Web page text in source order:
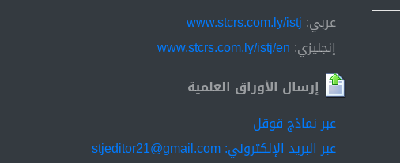
عربي: www.stcrs.com.ly/istj
إنجليزي: www.stcrs.com.ly/istj/en
إرسال الأوراق العلمية
عبر نماذج قوقل
عبر البريد الإلكتروني: stjeditor21@gmail.com